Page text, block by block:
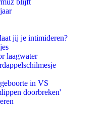
blijft
jij je intimideren?
laagwater
in VS
doorbreken'